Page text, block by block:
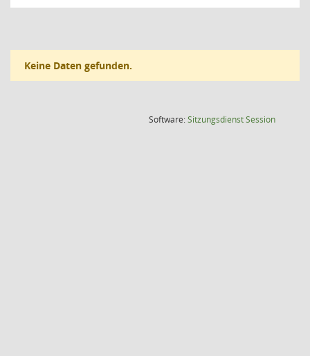
Keine Daten gefunden.
Software:SitzungsdienstSession(Wird in